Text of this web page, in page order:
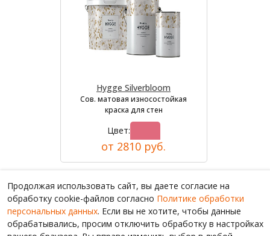
Hygge Silverbloom
Сов. матовая износостойкая
краска для стен
Цвет:
от 2810 руб.
Продолжая использовать сайт, вы даете согласие на
обработку cookie-файлов согласно Политике обработки
персональных данных. Если вы не хотите, чтобы данные
обрабатывались, просим отключить обработку в настройках